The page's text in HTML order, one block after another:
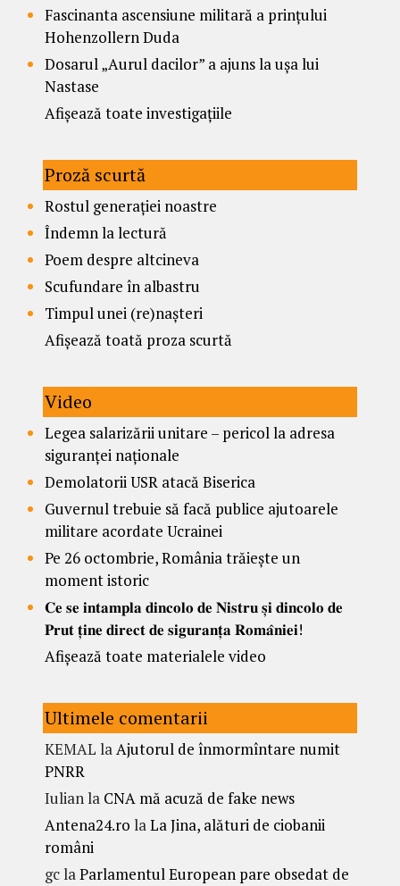
Fascinanta ascensiune militară a prințului
Hohenzollern Duda
Dosarul „Aurul dacilor” a ajuns la ușa lui
Nastase
Afișează toate investigațiile
Proză scurtă
Rostul generației noastre
Îndemn la lectură
Poem despre altcineva
Scufundare în albastru
Timpul unei (re)nașteri
Afișează toată proza scurtă
Video
Legea salarizării unitare – pericol la adresa
siguranței naționale
Demolatorii USR atacă Biserica
Guvernul trebuie să facă publice ajutoarele
militare acordate Ucrainei
Pe 26 octombrie, România trăiește un
moment istoric
𝐂𝐞 𝐬𝐞 𝐢𝐧𝐭𝐚𝐦𝐩𝐥𝐚 𝐝𝐢𝐧𝐜𝐨𝐥𝐨 𝐝𝐞 𝐍𝐢𝐬𝐭𝐫𝐮 𝐬̦𝐢 𝐝𝐢𝐧𝐜𝐨𝐥𝐨 𝐝𝐞
𝐏𝐫𝐮𝐭 𝐭̦𝐢𝐧𝐞 𝐝𝐢𝐫𝐞𝐜𝐭 𝐝𝐞 𝐬𝐢𝐠𝐮𝐫𝐚𝐧𝐭̦𝐚 𝐑𝐨𝐦𝐚̂𝐧𝐢𝐞𝐢!
Afișează toate materialele video
Ultimele comentarii
KEMAL laAjutorul de înmormîntare numit
PNRR
Iulianla CNA mă acuză de fake news
Antena24.ro laLa Jina, alături de ciobanii
români
gclaParlamentul European pare obsedat de